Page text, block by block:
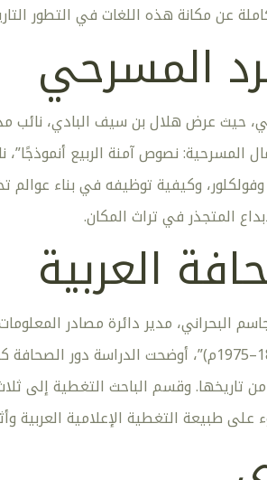
عن مكانة هذه اللغات في التطور
المسرحي
حيث عرض هلال بن سيف البادي، نائب
المسرحية: نصوص آمنة الربيع
وكيفية توظيفه في بناء عوالم
المتجذر في تراث المكان.
العربية
البحراني، مدير دائرة مصادر المعلومات
ظفار في الصحافة والمجلات العربية (1880–1975م)”،
وقسم الباحث التغطية إلى ثلاث
طبيعة التغطية الإعلامية العربية